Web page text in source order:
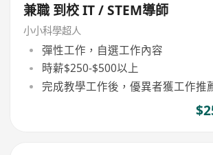
兼職 到校 IT / STEM導師
小小科學超人
彈性工作，自選工作內容
時薪$250-$500以上
完成教學工作後，優異者獲工作推